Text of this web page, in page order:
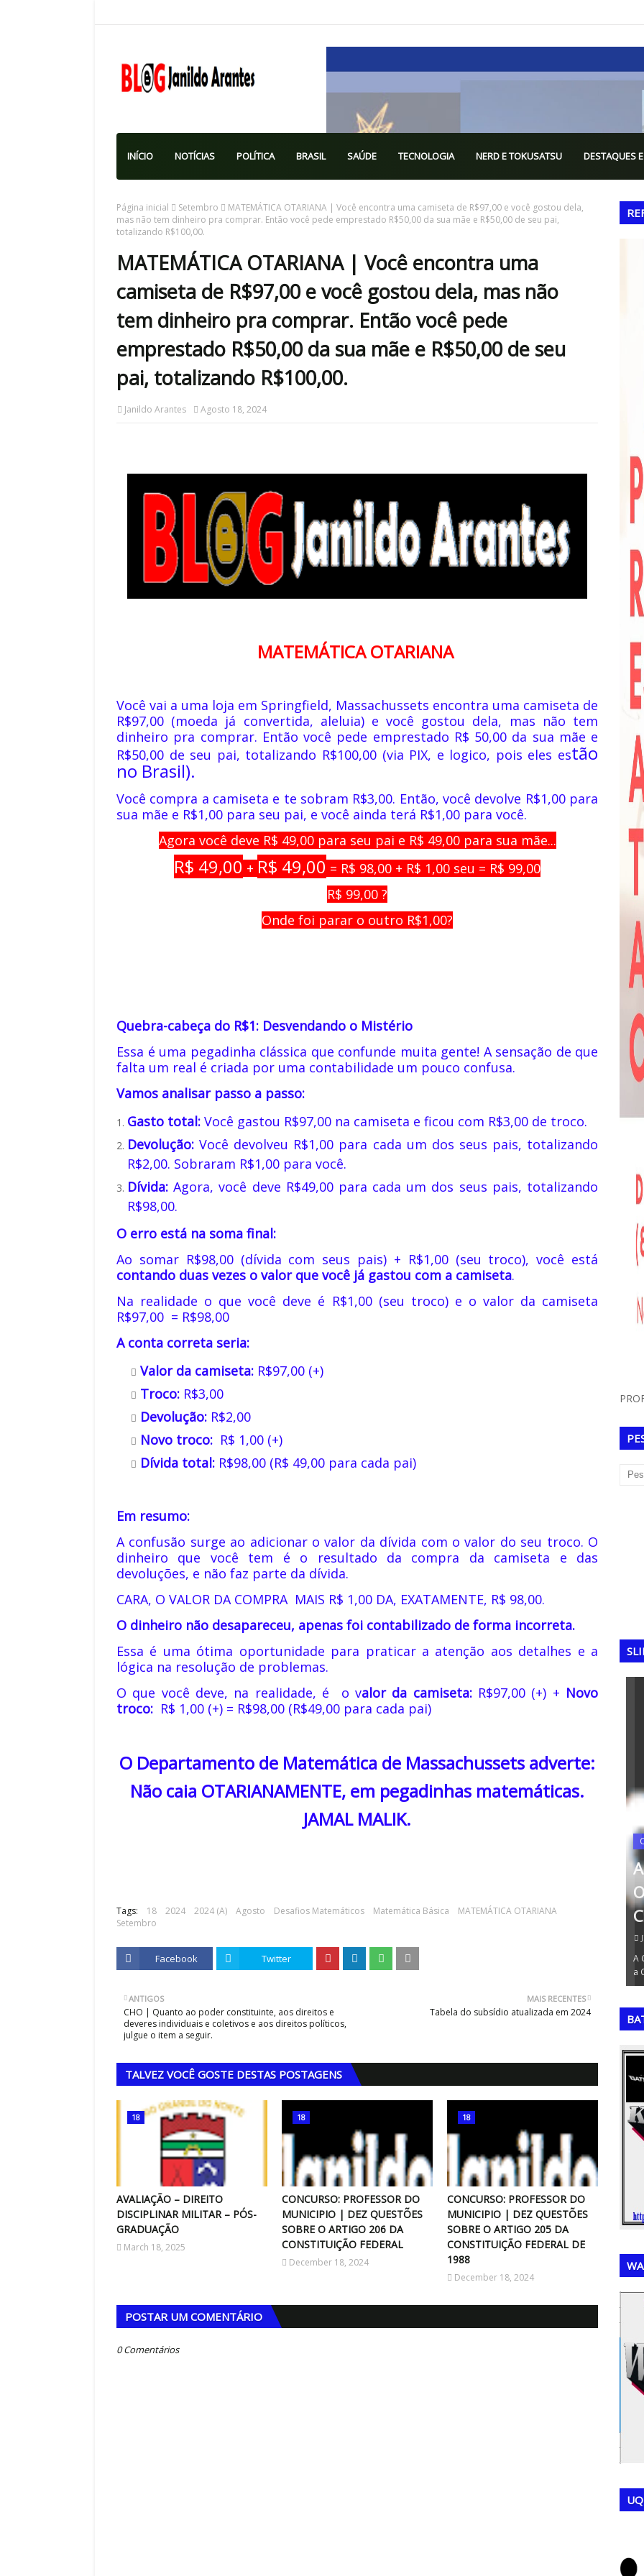
INÍCIO NOTÍCIAS POLÍTICA BRASIL SAÚDE TECNOLOGIA NERD E TOKUSATSU DESTAQUES
Página inicial Setembro
MATEMÁTICA OTARIANA | Você encontra uma camiseta de R$97,00 e você gostou dela,
mas não tem dinheiro pra comprar. Então você pede emprestado R$50,00 da sua mãe e R$50,00 de seu pai,
totalizando R$100,00.
MATEMÁTICA OTARIANA | Você encontra uma
camiseta de R$97,00 e você gostou dela, mas não
tem dinheiro pra comprar. Então você pede
emprestado R$50,00 da sua mãe e R$50,00 de seu
pai, totalizando R$100,00.
Janildo Arantes Agosto 18, 2024
MATEMÁTICA OTARIANA
Você vai a uma loja em Springfield, Massachussets encontra uma camiseta de
R$97,00 (moeda já convertida, aleluia) e você gostou dela, mas não tem
dinheiro pra comprar. Então você pede emprestado R$ 50,00 da sua mãe e
R$50,00 de seu pai, totalizando R$100,00 (via PIX, e logico, pois eles estão
no Brasil).
Você compra a camiseta e te sobram R$3,00. Então, você devolve R$1,00 para
sua mãe e R$1,00 para seu pai, e você ainda terá R$1,00 para você.
Agora você deve R$ 49,00 para seu pai e R$ 49,00 para sua mãe...
R$ 49,00 + R$ 49,00 = R$ 98,00 + R$ 1,00 seu = R$ 99,00
R$ 99,00 ?
Onde foi parar o outro R$1,00?
Quebra-cabeça do R$1: Desvendando o Mistério
Essa é uma pegadinha clássica que confunde muita gente! A sensação de que
falta um real é criada por uma contabilidade um pouco confusa.
Vamos analisar passo a passo:
Gasto total: Você gastou R$97,00 na camiseta e ficou com R$3,00 de troco.
Devolução: Você devolveu R$1,00 para cada um dos seus pais, totalizando
R$2,00. Sobraram R$1,00 para você.
Dívida: Agora, você deve R$49,00 para cada um dos seus pais, totalizando
R$98,00.
O erro está na soma final:
Ao somar R$98,00 (dívida com seus pais) + R$1,00 (seu troco), você está
contando duas vezes o valor que você já gastou com a camiseta.
Na realidade o que você deve é R$1,00 (seu troco) e o valor da camiseta
R$97,00 = R$98,00
A conta correta seria:
Valor da camiseta: R$97,00 (+)
Troco: R$3,00
Devolução: R$2,00
Novo troco: R$ 1,00 (+)
Dívida total: R$98,00 (R$ 49,00 para cada pai)
Em resumo:
A confusão surge ao adicionar o valor da dívida com o valor do seu troco. O
dinheiro que você tem é o resultado da compra da camiseta e das
devoluções, e não faz parte da dívida.
CARA, O VALOR DA COMPRA MAIS R$ 1,00 DA, EXATAMENTE, R$ 98,00.
O dinheiro não desapareceu, apenas foi contabilizado de forma incorreta.
Essa é uma ótima oportunidade para praticar a atenção aos detalhes e a
lógica na resolução de problemas.
O que você deve, na realidade, é o valor da camiseta:R$97,00 (+) + Novo
troco: R$ 1,00 (+) = R$98,00 (R$49,00 para cada pai)
O Departamento de Matemática de Massachussets adverte:
Não caia OTARIANAMENTE, em pegadinhas matemáticas.
JAMAL MALIK.
Tags: 18 2024 2024 (A) Agosto Desafios Matemáticos Matemática Básica
MATEMÁTICA OTARIANA
Setembro
Facebook Twitter
MAIS RECENTES
Tabela do subsídio atualizada em 2024
ANTIGOS
CHO | Quanto ao poder constituinte, aos direitos e
deveres individuais e coletivos e aos direitos políticos,
julgue o item a seguir.
TALVEZ VOCÊ GOSTE DESTAS POSTAGENS
18
AVALIAÇÃO – DIREITO
DISCIPLINAR MILITAR – PÓS-
GRADUAÇÃO
March 18, 2025
18
CONCURSO: PROFESSOR DO
MUNICIPIO | DEZ QUESTÕES
SOBRE O ARTIGO 206 DA
CONSTITUIÇÃO FEDERAL
December 18, 2024
18
CONCURSO: PROFESSOR DO
MUNICIPIO | DEZ QUESTÕES
SOBRE O ARTIGO 205 DA
CONSTITUIÇÃO FEDERAL DE
1988
December 18, 2024
POSTAR UM COMENTÁRIO
0 Comentários
de 1970: A Consagração do
edição da Copa do Mundo, …
,
,
O Futebol Volta para Casa
A Copa do Mundo de 1966: O Futebol Volta para
CasaA oitava edição da Copa do Mundo foi…
Rússia
A Copa do Mundo de 2018: A Conquista da França
na RússiaA vigésima primeira edição da …
O
A
a